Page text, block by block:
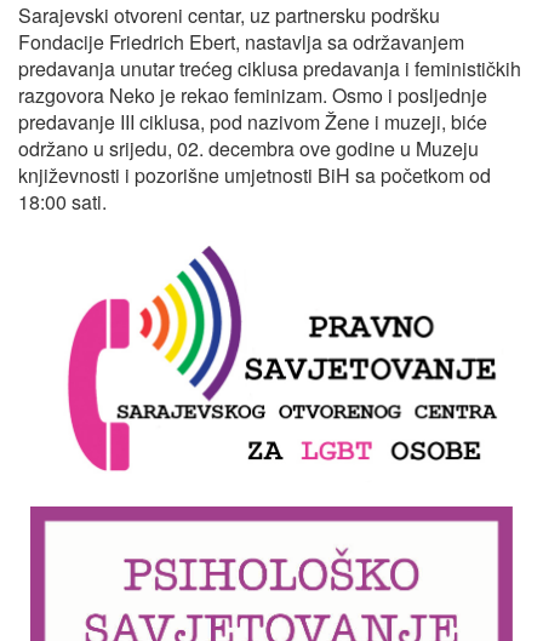
Sarajevski otvoreni centar, uz partnersku podršku
Fondacije Friedrich Ebert, nastavlja sa održavanjem
predavanja unutar trećeg ciklusa predavanja i feminističkih
razgovora Neko je rekao feminizam. Osmo i posljednje
predavanje III ciklusa, pod nazivom Žene i muzeji, biće
održano u srijedu, 02. decembra ove godine u Muzeju
književnosti i pozorišne umjetnosti BiH sa početkom od
18:00 sati.